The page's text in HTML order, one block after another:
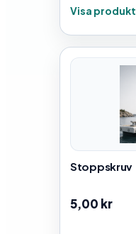
Visa produkt
Stoppskruv
5,00 kr